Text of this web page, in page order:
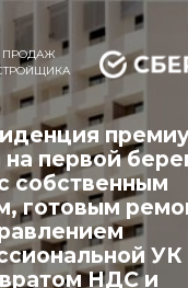
на первой
собственным
готовым
УК
НДС и
ПРОДАЖ